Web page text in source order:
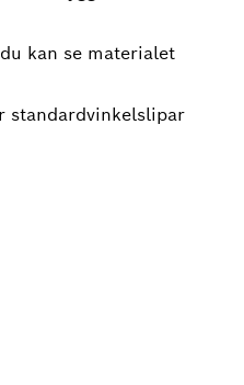
kan se materialet
standardvinkelslipar